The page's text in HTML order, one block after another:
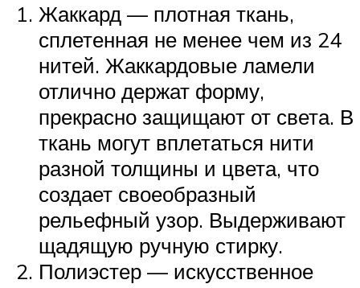
Жаккард — плотная ткань,
сплетенная не менее чем из 24
нитей. Жаккардовые ламели
отлично держат форму,
прекрасно защищают от света. В
ткань могут вплетаться нити
разной толщины и цвета, что
создает своеобразный
рельефный узор. Выдерживают
щадящую ручную стирку.
Полиэстер — искусственное